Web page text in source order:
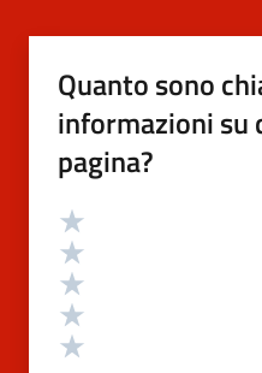
Quanto sono
informazioni su
pagina?
Valutazione